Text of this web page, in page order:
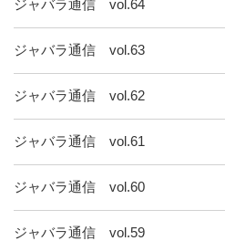
ジャバラ通信 vol.64
ジャバラ通信 vol.63
ジャバラ通信 vol.62
ジャバラ通信 vol.61
ジャバラ通信 vol.60
ジャバラ通信 vol.59